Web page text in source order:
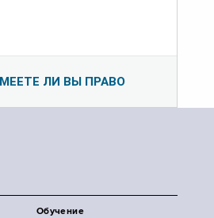
ЛИ ВЫ ПРАВО
Обучение